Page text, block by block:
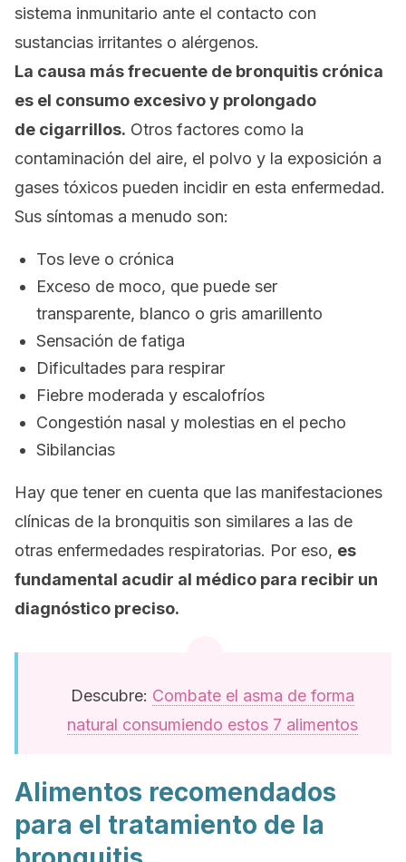
sistema inmunitario ante el contacto con
sustancias irritantes o alérgenos.
La causa más frecuente de bronquitis crónica
es el consumo excesivo y prolongado
de cigarrillos. Otros factores como la
contaminación del aire, el polvo y la exposición a
gases tóxicos pueden incidir en esta enfermedad.
Sus síntomas a menudo son:
Tos leve o crónica
Exceso de moco, que puede ser
transparente, blanco o gris amarillento
Sensación de fatiga
Dificultades para respirar
Fiebre moderada y escalofríos
Congestión nasal y molestias en el pecho
Sibilancias
Hay que tener en cuenta que las manifestaciones
clínicas de la bronquitis son similares a las de
otras enfermedades respiratorias. Por eso, es
fundamental acudir al médico para recibir un
diagnóstico preciso.
Descubre: Combate el asma de forma
natural consumiendo estos 7 alimentos
Alimentos recomendados
para el tratamiento de la